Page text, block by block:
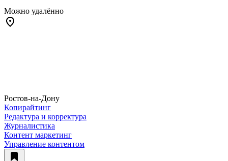
Можно удалённо
Ростов-на-Дону
Копирайтинг
Редактура и корректура
Журналистика
Контент маркетинг
Управление контентом